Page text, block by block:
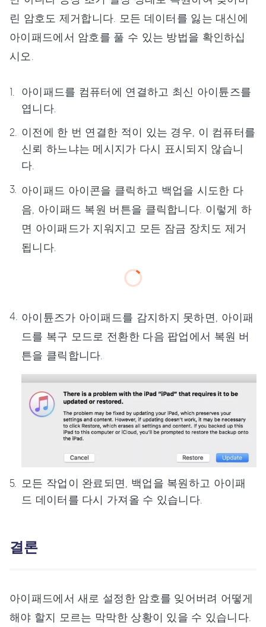
린 암호도 제거합니다. 모든 데이터를 잃는 대신에
아이패드에서 암호를 풀 수 있는 방법을 확인하십
시오.
아이패드를 컴퓨터에 연결하고 최신 아이튠즈를
엽니다.
이전에 한 번 연결한 적이 있는 경우, 이 컴퓨터를
신뢰 하느냐는 메시지가 다시 표시되지 않습니
다.
아이패드 아이콘을 클릭하고 백업을 시도한 다
음, 아이패드 복원 버튼을 클릭합니다. 이렇게 하
면 아이패드가 지워지고 모든 잠금 장치도 제거
됩니다.
아이튠즈가 아이패드를 감지하지 못하면, 아이패
드를 복구 모드로 전환한 다음 팝업에서 복원 버
튼을 클릭합니다.
모든 작업이 완료되면, 백업을 복원하고 아이패
드 데이터를 다시 가져올 수 있습니다.
결론
아이패드에서 새로 설정한 암호를 잊어버려 어떻게
해야 할지 모르는 막막한 상황이 있을 수 있습니다.